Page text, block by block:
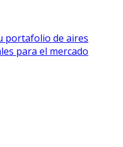
portafolio de aires
para el mercado